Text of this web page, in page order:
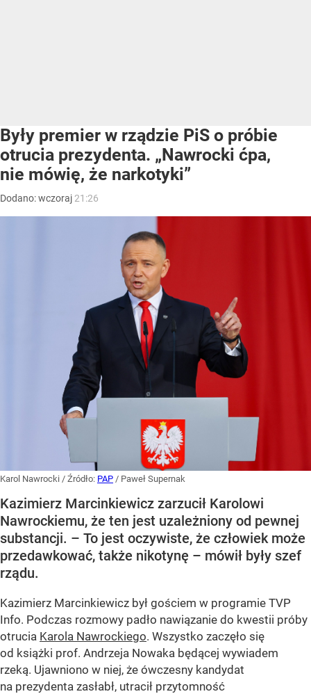
Były premier w rządzie PiS o próbie
otrucia prezydenta. „Nawrocki ćpa,
nie mówię, że narkotyki”
Dodano:wczoraj 21:26
Karol Nawrocki / Źródło: PAP / Paweł Supernak
Kazimierz Marcinkiewicz zarzucił Karolowi
Nawrockiemu, że ten jest uzależniony od pewnej
substancji. – To jest oczywiste, że człowiek może
przedawkować, także nikotynę – mówił były szef
rządu.
Kazimierz Marcinkiewicz był gościem w programie TVP
Info. Podczas rozmowy padło nawiązanie do kwestii próby
otrucia Karola Nawrockiego. Wszystko zaczęło się
od książki prof. Andrzeja Nowaka będącej wywiadem
rzeką. Ujawniono w niej, że ówczesny kandydat
na prezydenta zasłabł, utracił przytomność